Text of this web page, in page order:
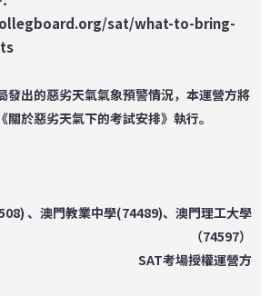
sat/what-to-bring-
發出的惡劣天氣氣象預警情況，本運營方將
於惡劣天氣下的考試安排》執行。
、 澳門教業中學(74489)、 澳門理工大學
（74597）
SAT考場授權運營方